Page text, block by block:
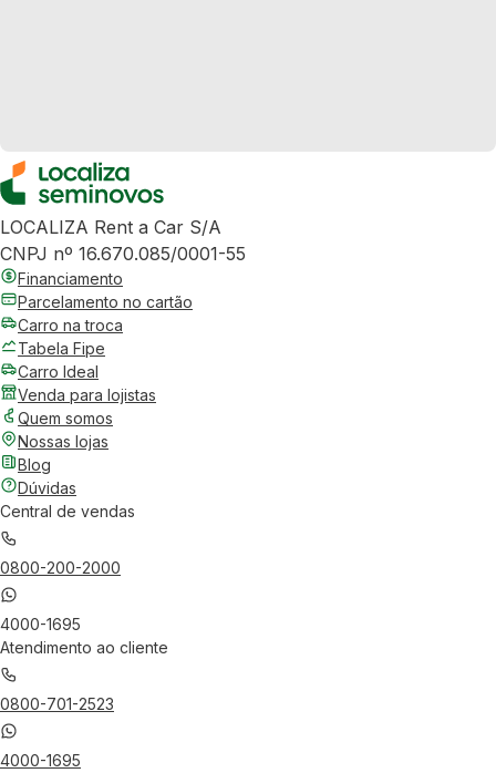
LOCALIZA Rent a Car S/A
CNPJ nº 16.670.085/0001-55
Financiamento
Parcelamento no cartão
Carro na troca
Tabela Fipe
Carro Ideal
Venda para lojistas
Quem somos
Nossas lojas
Blog
Dúvidas
Central de vendas
0800-200-2000
4000-1695
Atendimento ao cliente
0800-701-2523
4000-1695